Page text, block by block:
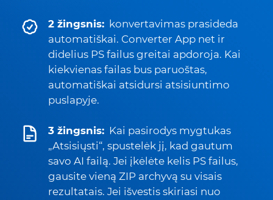
2 žingsnis: konvertavimas prasideda
automatiškai. Converter App net ir
didelius PS failus greitai apdoroja. Kai
kiekvienas failas bus paruoštas,
automatiškai atsidursi atsisiuntimo
puslapyje.
3 žingsnis: Kai pasirodys mygtukas
„Atsisiųsti“, spustelėk jį, kad gautum
savo AI failą. Jei įkėlėte kelis PS failus,
gausite vieną ZIP archyvą su visais
rezultatais. Jei išvestis skiriasi nuo